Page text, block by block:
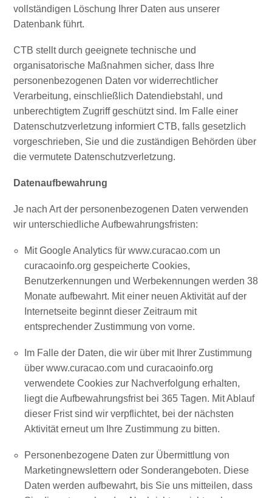
Wofür
ist
Curaçao
bekannt?
Der
dir:
entdecke
deine
zur
Kunst
auf
Curaçao
vollständigen Löschung Ihrer Daten aus unserer
Datenbank führt.
CTB stellt durch geeignete technische und
organisatorische Maßnahmen sicher, dass Ihre
personenbezogenen Daten vor widerrechtlicher
Verarbeitung, einschließlich Datendiebstahl, und
unberechtigtem Zugriff geschützt sind. Im Falle einer
Datenschutzverletzung informiert CTB, falls gesetzlich
vorgeschrieben, Sie und die zuständigen Behörden über
die vermutete Datenschutzverletzung.
Datenaufbewahrung
Je nach Art der personenbezogenen Daten verwenden
wir unterschiedliche Aufbewahrungsfristen:
Mit Google Analytics für www.curacao.com un
curacaoinfo.org gespeicherte Cookies,
Benutzerkennungen und Werbekennungen werden 38
Monate aufbewahrt. Mit einer neuen Aktivität auf der
Internetseite beginnt dieser Zeitraum mit
entsprechender Zustimmung von vorne.
Im Falle der Daten, die wir über mit Ihrer Zustimmung
über www.curacao.com und curacaoinfo.org
verwendete Cookies zur Nachverfolgung erhalten,
liegt die Aufbewahrungsfrist bei 365 Tagen. Mit Ablauf
dieser Frist sind wir verpflichtet, bei der nächsten
Aktivität erneut um Ihre Zustimmung zu bitten.
Personenbezogene Daten zur Übermittlung von
Marketingnewslettern oder Sonderangeboten. Diese
Daten werden aufbewahrt, bis Sie uns mitteilen, dass